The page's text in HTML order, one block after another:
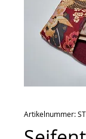
Artikelnummer: